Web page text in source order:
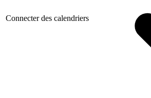
Connecter des calendriers